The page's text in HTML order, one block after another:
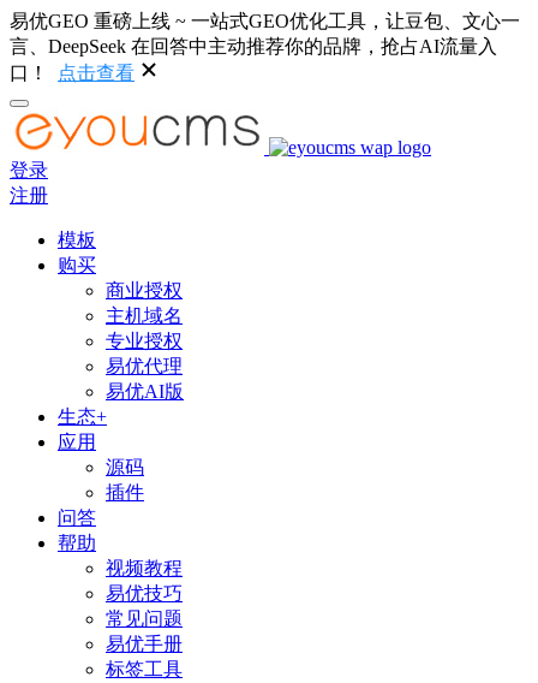
易优GEO 重磅上线 ~ 一站式GEO优化工具，让豆包、文心一
言、DeepSeek 在回答中主动推荐你的品牌，抢占AI流量入
口！
点击查看
登录
注册
模板
购买
商业授权
主机域名
专业授权
易优代理
易优AI版
生态+
应用
源码
插件
问答
帮助
视频教程
易优技巧
常见问题
易优手册
标签工具